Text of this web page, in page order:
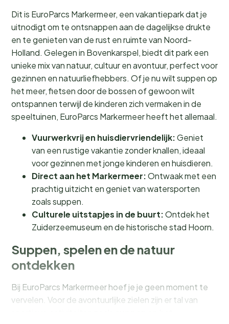
Dit is EuroParcs Markermeer, een vakantiepark dat je
uitnodigt om te ontsnappen aan de dagelijkse drukte
en te genieten van de rust en ruimte van Noord-
Holland. Gelegen in Bovenkarspel, biedt dit park een
unieke mix van natuur, cultuur en avontuur, perfect voor
gezinnen en natuurliefhebbers. Of je nu wilt suppen op
het meer, fietsen door de bossen of gewoon wilt
ontspannen terwijl de kinderen zich vermaken in de
speeltuinen, EuroParcs Markermeer heeft het allemaal.
Vuurwerkvrij en huisdiervriendelijk:Geniet
van een rustige vakantie zonder knallen, ideaal
voor gezinnen met jonge kinderen en huisdieren.
Direct aan het Markermeer:Ontwaak met een
prachtig uitzicht en geniet van watersporten
zoals suppen.
Culturele uitstapjes in de buurt:Ontdek het
Zuiderzeemuseum en de historische stad Hoorn.
Suppen, spelen en de natuur
ontdekken
Bij EuroParcs Markermeer hoef je je geen moment te
vervelen. Voor de avontuurlijke zielen zijn er tal van